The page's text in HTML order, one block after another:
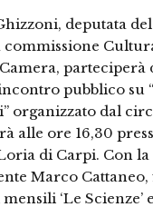
deputata del
parteciperà
pubblico su
organizzato dal
alle ore 16,30
di Carpi. Con
Marco
‘Le Scienze’